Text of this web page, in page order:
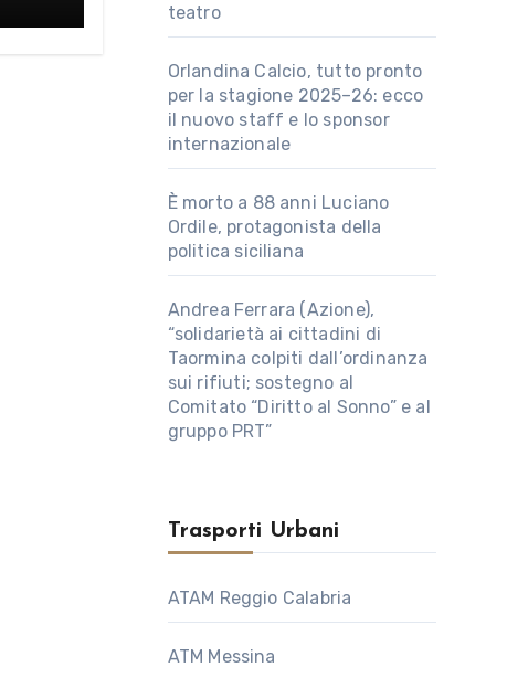
teatro
Orlandina Calcio, tutto pronto
per la stagione 2025–26: ecco
il nuovo staff e lo sponsor
internazionale
È morto a 88 anni Luciano
Ordile, protagonista della
politica siciliana
Andrea Ferrara (Azione),
“solidarietà ai cittadini di
Taormina colpiti dall’ordinanza
sui rifiuti; sostegno al
Comitato “Diritto al Sonno” e al
gruppo PRT”
Trasporti Urbani
ATAM Reggio Calabria
ATM Messina